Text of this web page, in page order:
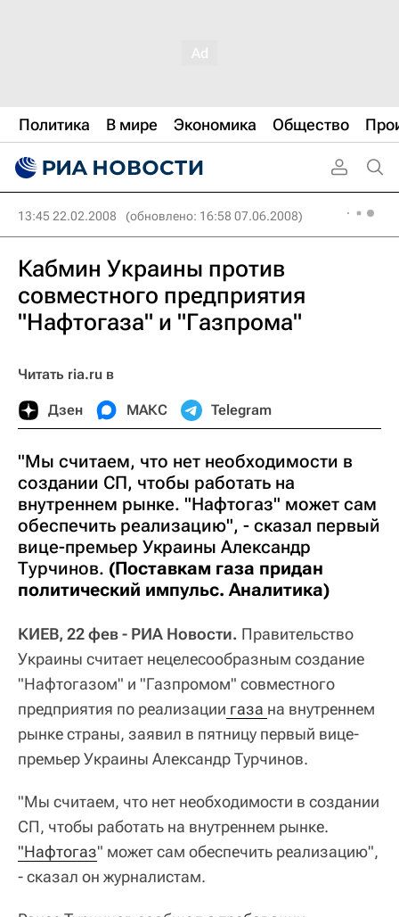
Политика В мире Экономика Общество
13:45 22.02.2008 (обновлено: 16:58 07.06.2008)
Кабмин Украины против
совместного предприятия
"Нафтогаза" и "Газпрома"
Читать ria.ru в
Дзен МАКС Telegram
"Мы считаем, что нет необходимости в
создании СП, чтобы работать на
внутреннем рынке. "Нафтогаз" может сам
обеспечить реализацию", - сказал первый
вице-премьер Украины Александр
Турчинов. (Поставкам газа придан
политический импульс. Аналитика)
КИЕВ, 22 фев - РИА Новости. Правительство
Украины считает нецелесообразным создание
"Нафтогазом" и "Газпромом" совместного
предприятия по реализации газа на внутреннем
рынке страны, заявил в пятницу первый вице-
премьер Украины Александр Турчинов.
"Мы считаем, что нет необходимости в создании
СП, чтобы работать на внутреннем рынке.
"Нафтогаз" может сам обеспечить реализацию",
- сказал он журналистам.